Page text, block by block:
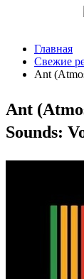
Главная
Свежие
Ant
Ant
Sounds: